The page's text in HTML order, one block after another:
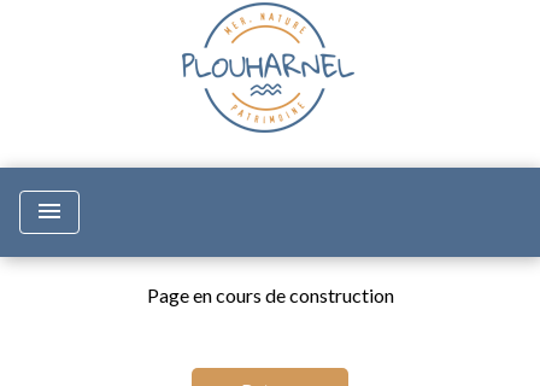
menu
Page en cours de construction